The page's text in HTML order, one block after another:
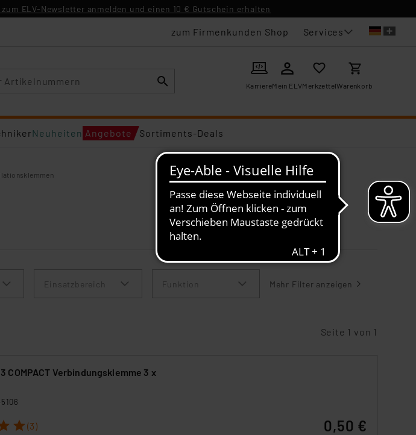
ELV-Newsletter anmelden und einen 10 € Gutschein erhalten
zum Firmenkunden Shop Services
KarriereMein ELVMerkzettelWarenkorb
Neuheiten Angebote Sortiments-Deals
Einsatzbereich Funktion Mehr Filter anzeigen
Seite 1 von 1
COMPACT Verbindungsklemme 3 x
5 (3) 0,50 €